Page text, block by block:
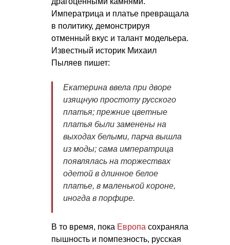
Императрица и платье превращала
в политику, демонстрируя
отменный вкус и талант модельера.
Известный историк Михаил
Пыляев пишет:
Екатерина ввела при дворе
изящную простоту русского
платья; прежние цветные
платья были заменены на
выходах белыми, парча вышла
из моды; сама императрица
появлялась на торжествах
одетой в длинное белое
платье, в маленькой короне,
иногда в порфире.
В то время, пока Европа сохраняла
пышность и помпезность, русская